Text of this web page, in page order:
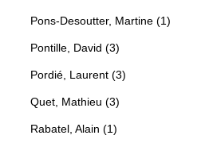
Pons-Desoutter, Martine (1)
Pontille, David (3)
Pordié, Laurent (3)
Quet, Mathieu (3)
Rabatel, Alain (1)